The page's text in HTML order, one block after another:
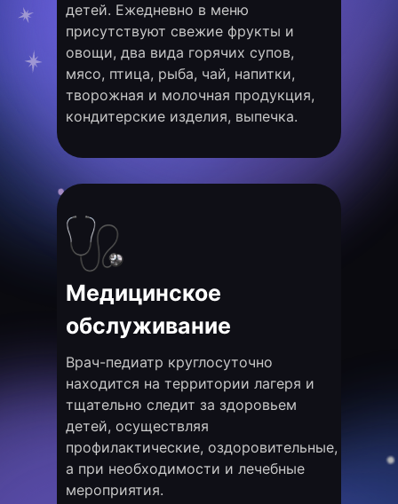
Врач-педиатр круглосуточно
находится на территории лагеря и
тщательно следит за здоровьем
детей, осуществляя
профилактические, оздоровительные,
а при необходимости и лечебные
мероприятия.
Медицинское
обслуживание
детей. Ежедневно в меню
присутствуют свежие фрукты и
овощи, два вида горячих супов,
мясо, птица, рыба, чай, напитки,
творожная и молочная продукция,
кондитерские изделия, выпечка.